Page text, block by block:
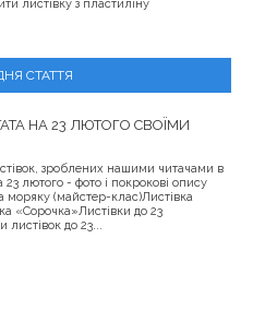
листівку з пластиліну
СТАТТЯ
НА 23 ЛЮТОГО СВОЇМИ
зроблених нашими читачами в
лютого - фото і покрокові опису
моряку (майстер-клас)Листівка
«Сорочка»Листівки до 23
листівок до 23...